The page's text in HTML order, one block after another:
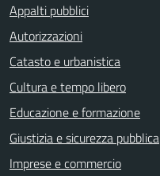
Appalti pubblici
Autorizzazioni
Catasto e urbanistica
Cultura e tempo libero
Educazione e formazione
Giustizia e sicurezza pubblica
Imprese e commercio